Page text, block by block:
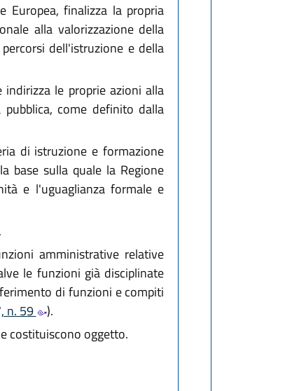
Europea, finalizza la propria
alla valorizzazione della
dell'istruzione e della
le proprie azioni alla
come definito dalla
di istruzione e formazione
base sulla quale la Regione
e l'uguaglianza formale e
amministrative relative
le funzioni già disciplinate
di funzioni e compiti
n. 59
).
costituiscono oggetto.